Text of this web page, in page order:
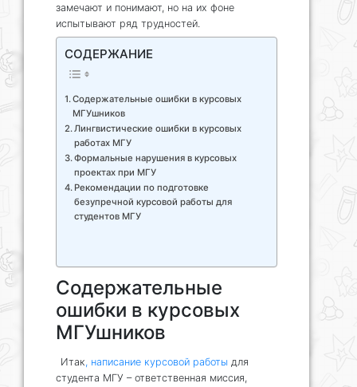
замечают и понимают, но на их фоне
испытывают ряд трудностей.
СОДЕРЖАНИЕ
Содержательные ошибки в курсовых
МГУшников
Лингвистические ошибки в курсовых
работах МГУ
Формальные нарушения в курсовых
проектах при МГУ
Рекомендации по подготовке
безупречной курсовой работы для
студентов МГУ
Содержательные
ошибки в курсовых
МГУшников
Итак, написание курсовой работы для
студента МГУ – ответственная миссия,